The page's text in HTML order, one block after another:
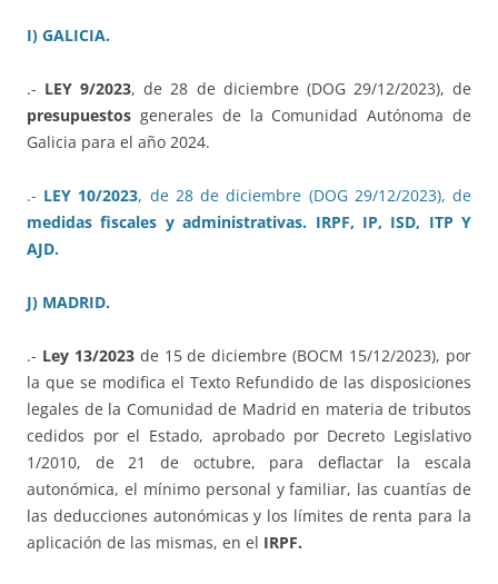
I) GALICIA.
.- LEY 9/2023, de 28 de diciembre (DOG 29/12/2023), de
presupuestos generales de la Comunidad Autónoma de
Galicia para el año 2024.
.- LEY 10/2023, de 28 de diciembre (DOG 29/12/2023), de
medidas fiscales y administrativas. IRPF, IP, ISD, ITP Y
AJD.
J) MADRID.
.- Ley 13/2023de 15 de diciembre (BOCM 15/12/2023), por
la que se modifica el Texto Refundido de las disposiciones
legales de la Comunidad de Madrid en materia de tributos
cedidos por el Estado, aprobado por Decreto Legislativo
1/2010, de 21 de octubre, para deflactar la escala
autonómica, el mínimo personal y familiar, las cuantías de
las deducciones autonómicas y los límites de renta para la
aplicación de las mismas, en el IRPF.